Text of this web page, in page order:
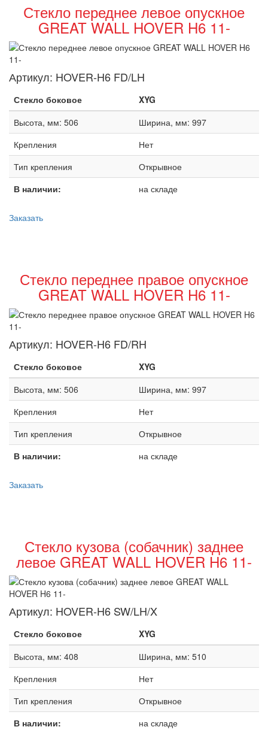
Стекло переднее левое опускное
GREAT WALL HOVER H6 11-
Артикул: HOVER-H6 FD/LH
Стекло боковое
XYG
Высота, мм: 506
Ширина, мм: 997
Крепления
Нет
Тип крепления
Открывное
В наличии:
на складе
Заказать
Стекло переднее правое опускное
GREAT WALL HOVER H6 11-
Артикул: HOVER-H6 FD/RH
Стекло боковое
XYG
Высота, мм: 506
Ширина, мм: 997
Крепления
Нет
Тип крепления
Открывное
В наличии:
на складе
Заказать
Стекло кузова (собачник) заднее
левое GREAT WALL HOVER H6 11-
Артикул: HOVER-H6 SW/LH/X
Стекло боковое
XYG
Высота, мм: 408
Ширина, мм: 510
Крепления
Нет
Тип крепления
Открывное
В наличии:
на складе